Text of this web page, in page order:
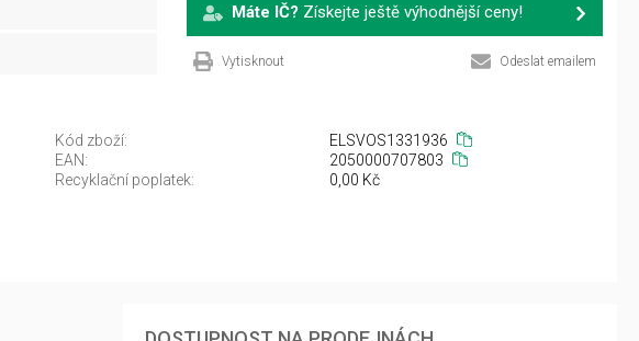
Máte IČ? Získejte ještě výhodnější ceny!
Vytisknout Odeslat emailem
Kód zboží:
ELSVOS1331936
EAN:
2050000707803
Recyklační poplatek: 0,00 Kč